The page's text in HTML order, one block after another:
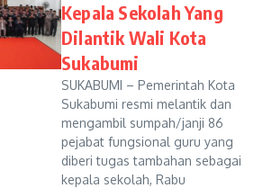
Kepala Sekolah Yang
Dilantik Wali Kota
Sukabumi
SUKABUMI – Pemerintah Kota
Sukabumi resmi melantik dan
mengambil sumpah/janji 86
pejabat fungsional guru yang
diberi tugas tambahan sebagai
kepala sekolah, Rabu